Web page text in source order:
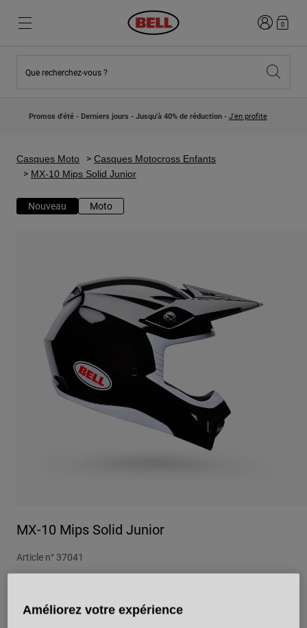
Nouveautés
Casques Motocross Enfant
Lifestyle
Motocross
Rétro
Pièces détachées
Nouveautés
Lifestyle
Explorez Bike
Route et Gravel
Urbain
BMX
Pièces détachées
Connexion
0
Que recherchez-vous ?
Promos d'été - Derniers jours - Jusqu'à 40% de réduction - J'en profite
Casques Moto
Casques Motocross Enfants
MX-10 Mips Solid Junior
Nouveau Moto
MX-10 Mips Solid Junior
Article n° 37041
Améliorez votre expérience